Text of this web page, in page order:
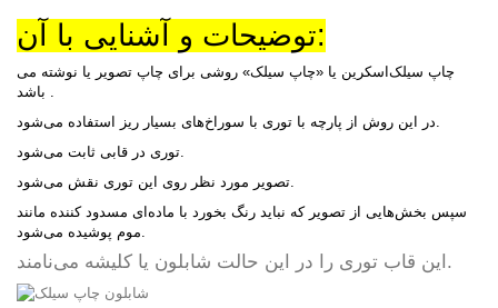
توضیحات و آشنایی با آن:
چاپ سیلک‌اسکرین یا «چاپ سیلک» روشی برای چاپ تصویر یا نوشته می
باشد .
در این روش از پارچه با توری با سوراخ‌های بسیار ریز استفاده می‌شود.
توری در قابی ثابت می‌شود.
تصویر مورد نظر روی این توری نقش می‌شود.
سپس بخش‌هایی از تصویر که نباید رنگ بخورد با ماده‌ای مسدود کننده مانند
موم پوشیده می‌شود.
این قاب توری را در این حالت شابلون یا کلیشه می‌نامند.